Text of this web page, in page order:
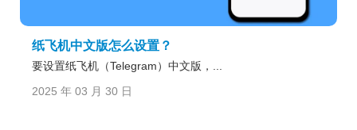
纸飞机中文版怎么设置？
要设置纸飞机（Telegram）中文版，...
2025 年 03 月 30 日